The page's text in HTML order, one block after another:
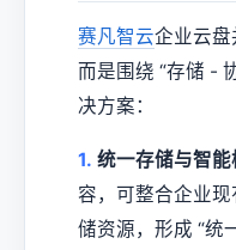
赛凡智云企业云盘
而是围绕 “存储 -
决方案：
1. 统一存储与智能
容，可整合企业
储资源，形成 “统